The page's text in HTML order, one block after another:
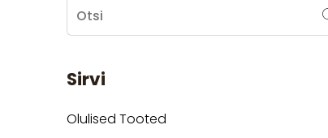
Sirvi
Olulised Tooted